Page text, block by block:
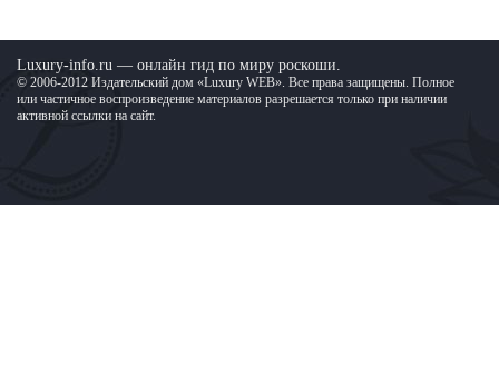
Luxury-info.ru — онлайн гид по миру роскоши.
© 2006-2012 Издательский дом «Luxury WEB». Все права защищены. Полное
или частичное воспроизведение материалов разрешается только при наличии
активной ссылки на сайт.